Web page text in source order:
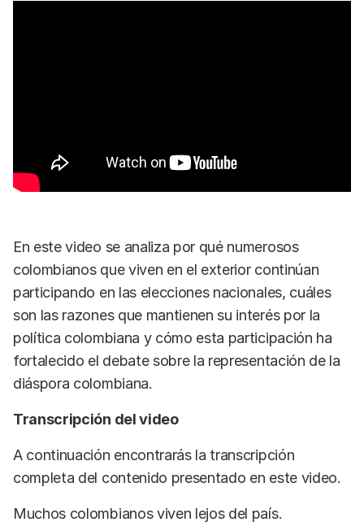
En este video se analiza por qué numerosos
colombianos que viven en el exterior continúan
participando en las elecciones nacionales, cuáles
son las razones que mantienen su interés por la
política colombiana y cómo esta participación ha
fortalecido el debate sobre la representación de la
diáspora colombiana.
Transcripción del video
A continuación encontrarás la transcripción
completa del contenido presentado en este video.
Muchos colombianos viven lejos del país.